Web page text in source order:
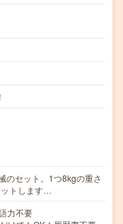
のセット。1つ8kgの重さ
トします…
力不要